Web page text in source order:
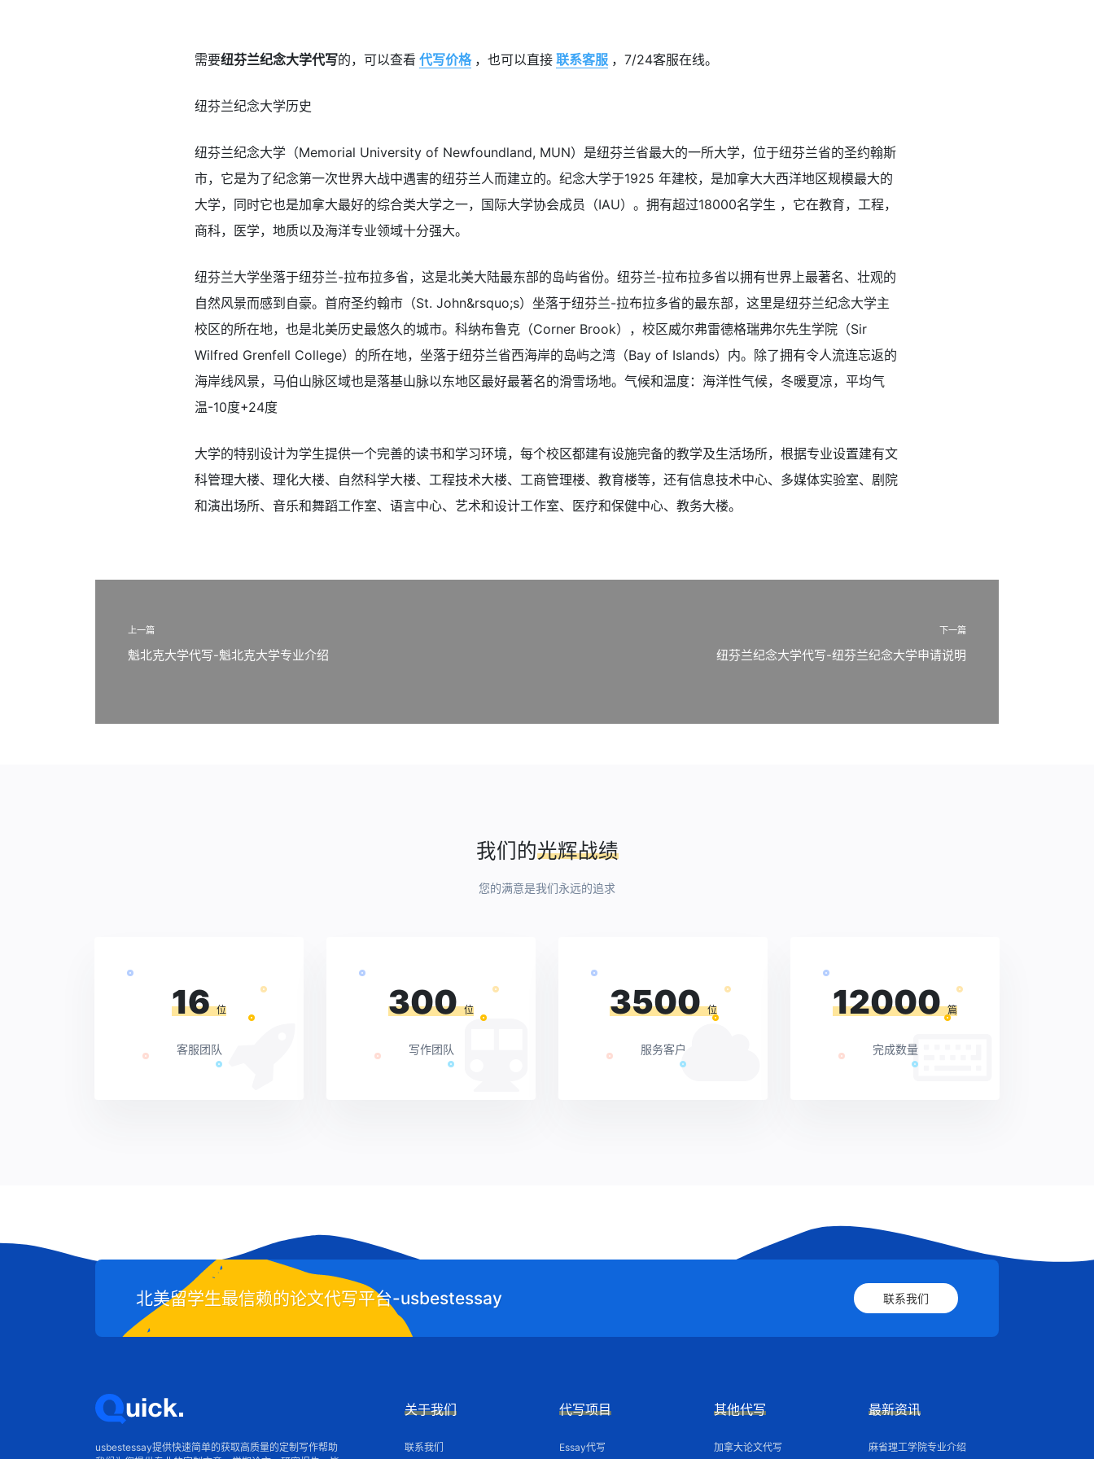
需要纽芬兰纪念大学代写的，可以查看 代写价格 ，也可以直接 联系客服 ，7/24客服在线。
纽芬兰纪念大学历史
纽芬兰纪念大学（Memorial University of Newfoundland, MUN）是纽芬兰省最大的一所大学，位于纽芬兰省的圣约翰斯
市，它是为了纪念第一次世界大战中遇害的纽芬兰人而建立的。纪念大学于1925 年建校，是加拿大大西洋地区规模最大的
大学，同时它也是加拿大最好的综合类大学之一，国际大学协会成员（IAU）。拥有超过18000名学生 ，它在教育，工程，
商科，医学，地质以及海洋专业领域十分强大。
纽芬兰大学坐落于纽芬兰-拉布拉多省，这是北美大陆最东部的岛屿省份。纽芬兰-拉布拉多省以拥有世界上最著名、壮观的
自然风景而感到自豪。首府圣约翰市（St. John&rsquo;s）坐落于纽芬兰-拉布拉多省的最东部，这里是纽芬兰纪念大学主
校区的所在地，也是北美历史最悠久的城市。科纳布鲁克（Corner Brook），校区威尔弗雷德格瑞弗尔先生学院（Sir
Wilfred Grenfell College）的所在地，坐落于纽芬兰省西海岸的岛屿之湾（Bay of Islands）内。除了拥有令人流连忘返的
海岸线风景，马伯山脉区域也是落基山脉以东地区最好最著名的滑雪场地。气候和温度：海洋性气候，冬暖夏凉，平均气
温-10度+24度
大学的特别设计为学生提供一个完善的读书和学习环境，每个校区都建有设施完备的教学及生活场所，根据专业设置建有文
科管理大楼、理化大楼、自然科学大楼、工程技术大楼、工商管理楼、教育楼等，还有信息技术中心、多媒体实验室、剧院
和演出场所、音乐和舞蹈工作室、语言中心、艺术和设计工作室、医疗和保健中心、教务大楼。
上一篇
魁北克大学代写-魁北克大学专业介绍
下一篇
纽芬兰纪念大学代写-纽芬兰纪念大学申请说明
我们的光辉战绩
您的满意是我们永远的追求
16 位
客服团队
300 位
写作团队
3500 位
服务客户
12000 篇
完成数量
北美留学生最信赖的论文代写平台-usbestessay 联系我们
usbestessay提供快速简单的获取高质量的定制写作帮助
关于我们
联系我们
代写项目
Essay代写
其他代写
加拿大论文代写
最新资讯
麻省理工学院专业介绍